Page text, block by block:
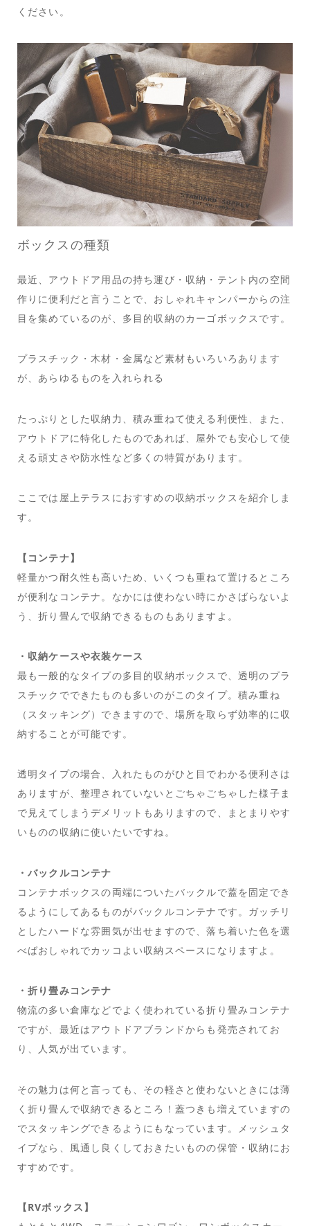
ください。
ボックスの種類
最近、アウトドア用品の持ち運び・収納・テント内の空間
作りに便利だと言うことで、おしゃれキャンパーからの注
目を集めているのが、多目的収納のカーゴボックスです。
プラスチック・木材・金属など素材もいろいろあります
が、あらゆるものを入れられる
たっぷりとした収納力、積み重ねて使える利便性、また、
アウトドアに特化したものであれば、屋外でも安心して使
える頑丈さや防水性など多くの特質があります。
ここでは屋上テラスにおすすめの収納ボックスを紹介しま
す。
【コンテナ】
軽量かつ耐久性も高いため、いくつも重ねて置けるところ
が便利なコンテナ。なかには使わない時にかさばらないよ
う、折り畳んで収納できるものもありますよ。
・収納ケースや衣装ケース
最も一般的なタイプの多目的収納ボックスで、透明のプラ
スチックでできたものも多いのがこのタイプ。積み重ね
（スタッキング）できますので、場所を取らず効率的に収
納することが可能です。
透明タイプの場合、入れたものがひと目でわかる便利さは
ありますが、整理されていないとごちゃごちゃした様子ま
で見えてしまうデメリットもありますので、まとまりやす
いものの収納に使いたいですね。
・バックルコンテナ
コンテナボックスの両端についたバックルで蓋を固定でき
るようにしてあるものがバックルコンテナです。ガッチリ
としたハードな雰囲気が出せますので、落ち着いた色を選
べばおしゃれでカッコよい収納スペースになりますよ。
・折り畳みコンテナ
物流の多い倉庫などでよく使われている折り畳みコンテナ
ですが、最近はアウトドアブランドからも発売されてお
り、人気が出ています。
その魅力は何と言っても、その軽さと使わないときには薄
く折り畳んで収納できるところ！蓋つきも増えていますの
でスタッキングできるようにもなっています。メッシュタ
イプなら、風通し良くしておきたいものの保管・収納にお
すすめです。
【RVボックス】